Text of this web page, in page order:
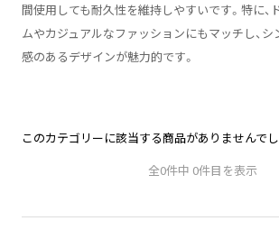
間使用しても耐久性を維持しやすいです。特に、
ムやカジュアルなファッションにもマッチし、
感のあるデザインが魅力的です。
このカテゴリーに該当する商品がありませんでし
全0件中 0件目を表示